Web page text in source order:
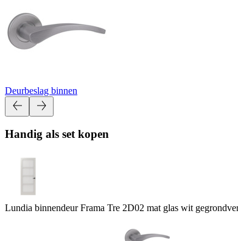
Deurbeslag binnen
Handig als set kopen
Lundia binnendeur Frama Tre 2D02 mat glas wit